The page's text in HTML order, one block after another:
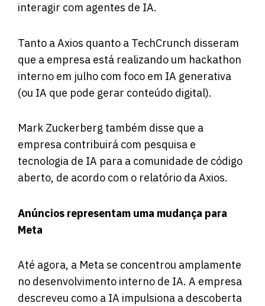
interagir com agentes de IA.
Tanto a Axios quanto a TechCrunch disseram
que a empresa está realizando um hackathon
interno em julho com foco em IA generativa
(ou IA que pode gerar conteúdo digital).
Mark Zuckerberg também disse que a
empresa contribuirá com pesquisa e
tecnologia de IA para a comunidade de código
aberto, de acordo com o relatório da Axios.
Anúncios representam uma mudança para
Meta
Até agora, a Meta se concentrou amplamente
no desenvolvimento interno de IA. A empresa
descreveu como a IA impulsiona a descoberta